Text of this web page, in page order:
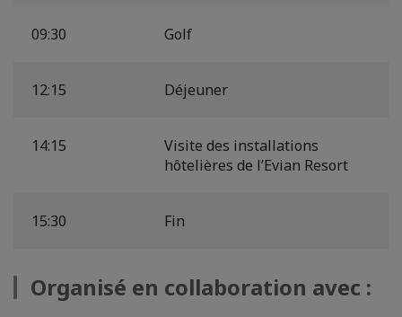
09:30 Golf
12:15 Déjeuner
14:15
Visite des installations
hôtelières de l’Evian Resort
15:30 Fin
Organisé en collaboration avec :